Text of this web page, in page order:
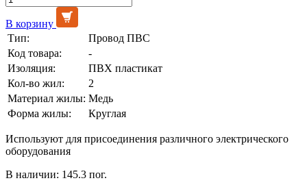
В корзину
Тип:
Провод ПВС
Код товара:
-
Изоляция:
ПВХ пластикат
Кол-во жил:
2
Материал жилы: Медь
Форма жилы:
Круглая
Используют для присоединения различного электрического
оборудования
В наличии: 145.3 пог.